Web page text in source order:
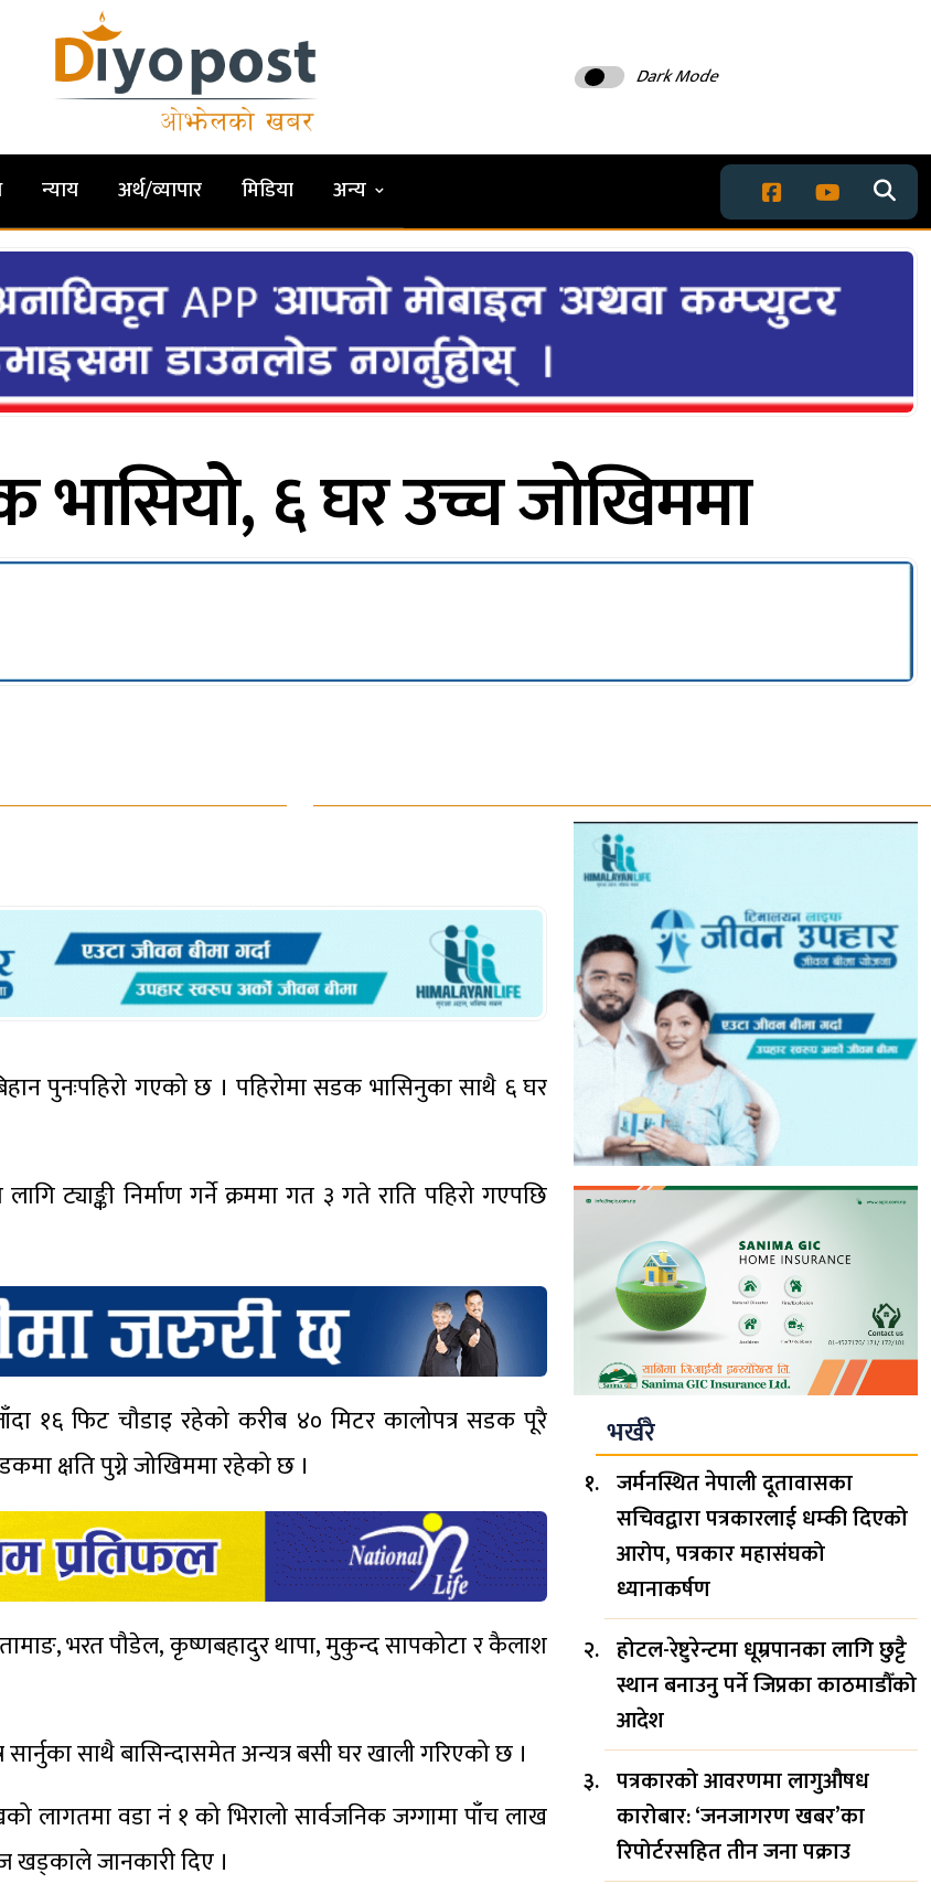
Dark Mode
न्याय अर्थ/व्यापार मिडिया अन्य
६ घर उच्च जोखिममा
पुनःपहिरो गएको छ । पहिरोमा सडक भासिनुका साथै ६ घर
ट्याङ्की निर्माण गर्ने क्रममा गत ३ गते राति पहिरो गएपछि
१६ फिट चौडाइ रहेको करीब ४० मिटर कालोपत्र सडक पूरै
क्षति पुग्ने जोखिममा रहेको छ ।
तामाङ, भरत पौडेल, कृष्णबहादुर थापा, मुकुन्द सापकोटा र कैलाश
साथै बासिन्दासमेत अन्यत्र बसी घर खाली गरिएको छ ।
लागतमा वडा नं १ को भिरालो सार्वजनिक जग्गामा पाँच लाख
खड्काले जानकारी दिए ।
भर्खरै
जर्मनस्थित नेपाली दूतावासका
सचिवद्वारा पत्रकारलाई धम्की दिएको
आरोप, पत्रकार महासंघको
ध्यानाकर्षण
होटल-रेष्टुरेन्टमा धूम्रपानका लागि छुट्टै
स्थान बनाउनु पर्ने जिप्रका काठमाडौँको
आदेश
पत्रकारको आवरणमा लागुऔषध
कारोबार: ‘जनजागरण खबर’का
रिपोर्टरसहित तीन जना पक्राउ